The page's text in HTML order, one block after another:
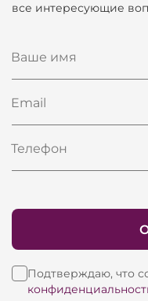
все интересующие
Ваше имя
Email
Телефон
Подтверждаю, что